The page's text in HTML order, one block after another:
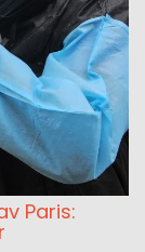
Paris: